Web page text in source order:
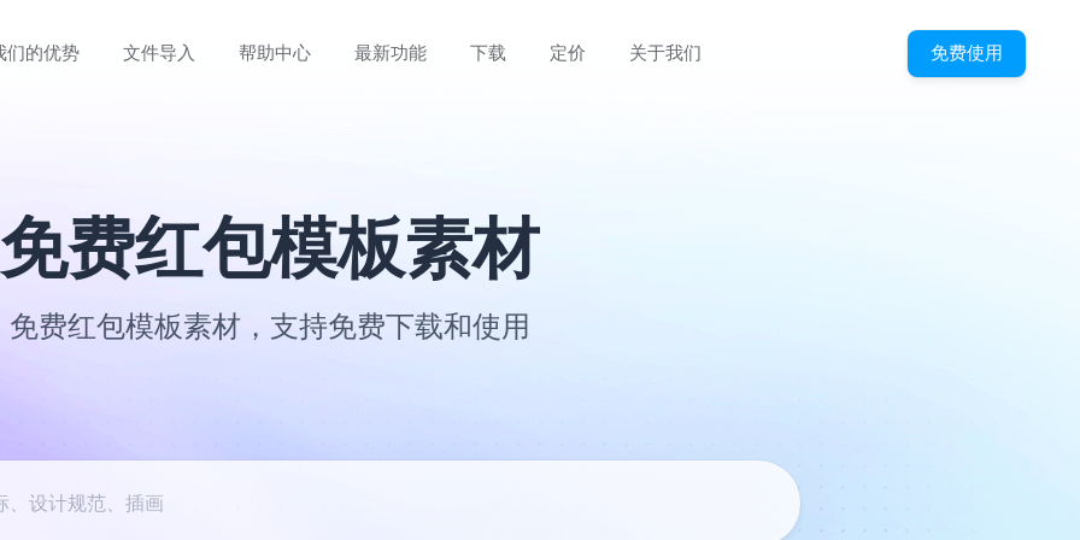
们的优势 文件导入 帮助中心 最新功能 下载 定价 关于我们 免费使用
免费红包模板素材
免费红包模板素材，支持免费下载和使用